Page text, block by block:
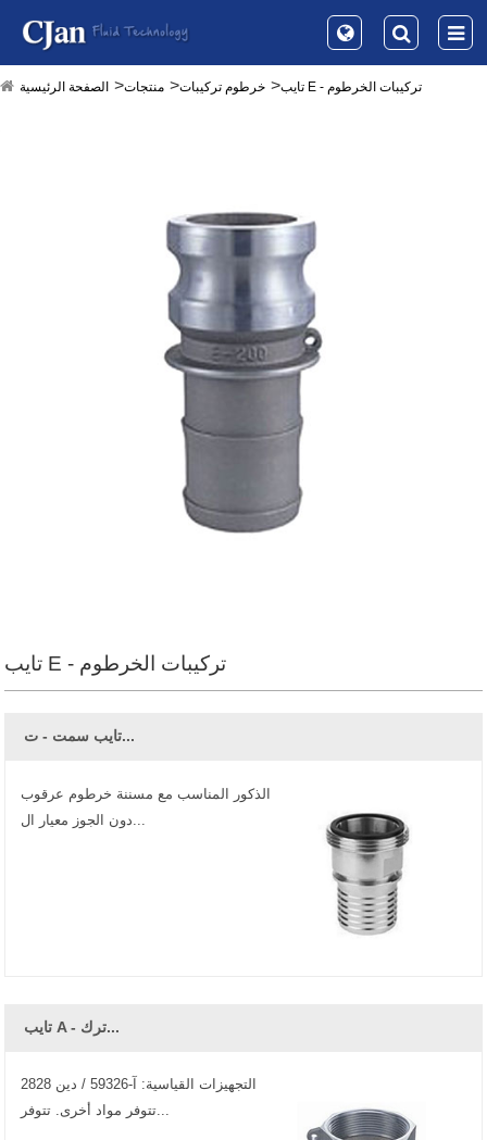
الصفحة الرئيسية منتجات خرطوم تركيبات تايب E - تركيبات الخرطوم
تايب E - تركيبات الخرطوم
تايب سمت - ت...
الذكور المناسب مع مسننة خرطوم عرقوب
تايب A - ترك...
التجهيزات القياسية: آ-59326 / دين 2828
تتوفر مواد أخرى. تتوفر...